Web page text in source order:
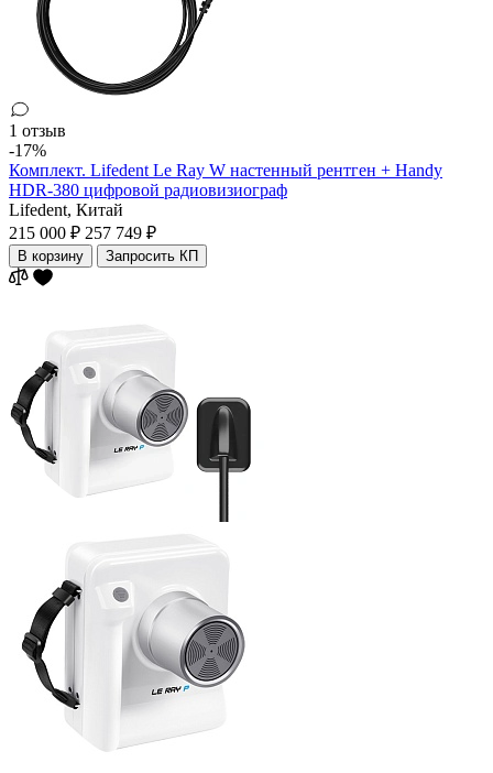
1 отзыв
-17%
Комплект. Lifedent Le Ray W настенный рентген + Handy
HDR-380 цифровой радиовизиограф
Lifedent, Китай
215 000 ₽ 257 749 ₽
В корзину Запросить КП